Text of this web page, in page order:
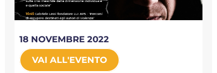
18 NOVEMBRE 2022
VAI ALL'EVENTO